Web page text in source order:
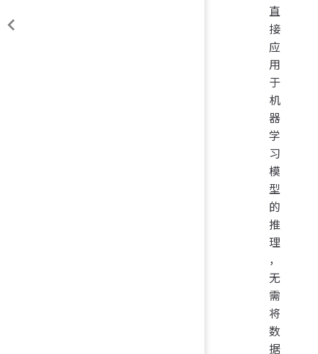
直
接
应
用
于
机
器
学
习
模
型
的
推
理
，
无
需
将
数
据